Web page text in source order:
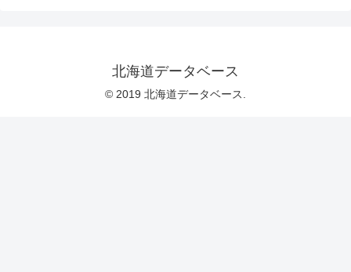
北海道データベース
© 2019 北海道データベース.